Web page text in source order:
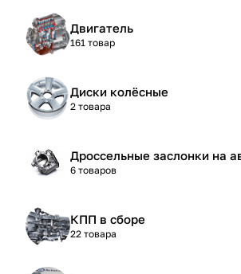
Двигатель
161 товар
Диски колёсные
2 товара
Дроссельные заслонки на
6 товаров
КПП в сборе
22 товара